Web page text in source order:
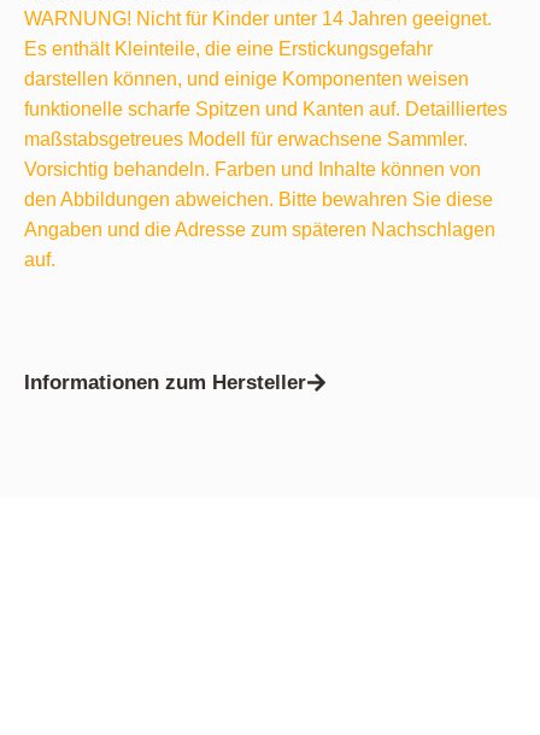
WARNUNG! Nicht für Kinder unter 14 Jahren geeignet.
Es enthält Kleinteile, die eine Erstickungsgefahr
darstellen können, und einige Komponenten weisen
funktionelle scharfe Spitzen und Kanten auf. Detailliertes
maßstabsgetreues Modell für erwachsene Sammler.
Vorsichtig behandeln. Farben und Inhalte können von
den Abbildungen abweichen. Bitte bewahren Sie diese
Angaben und die Adresse zum späteren Nachschlagen
auf.
Informationen zum Hersteller